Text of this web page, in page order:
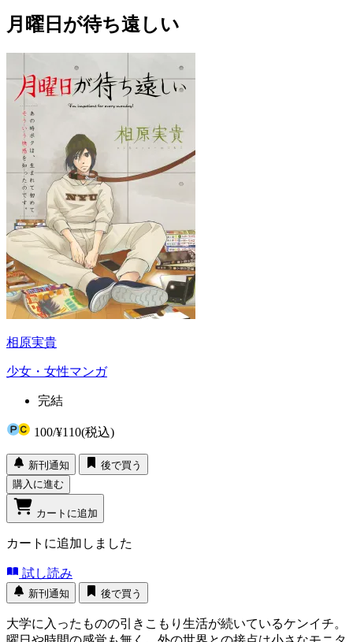
月曜日が待ち遠しい
相原実貴
少女・女性マンガ
完結
100/¥110(税込)
新刊通知
後で買う
購入に進む
カートに追加
カートに追加しました
試し読み
新刊通知 後で買う
大学に入ったものの引きこもり生活が続いているケンイチ。